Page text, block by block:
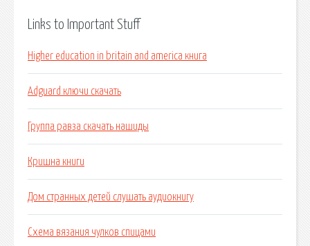
Links to Important Stuff
Higher education in britain and america книга
Adguard ключи скачать
Группа равза скачать нашиды
Кришна книги
Дом странных детей слушать аудиокнигу
Схема вязания чулков спицами